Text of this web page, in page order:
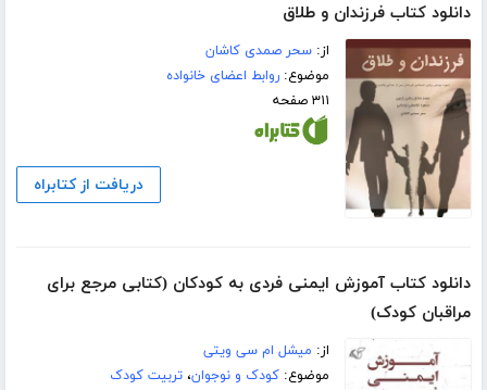
دانلود کتاب فرزندان و طلاق
از:سحر صمدی کاشان
موضوع:روابط اعضای خانواده
۳۱۱ صفحه
دریافت از کتابراه
دانلود کتاب آموزش ایمنی فردی به کودکان (کتابی مرجع برای
مراقبان کودک)
از: میشل ام سی ویتی
موضوع:کودک و نوجوان،تربیت کودک